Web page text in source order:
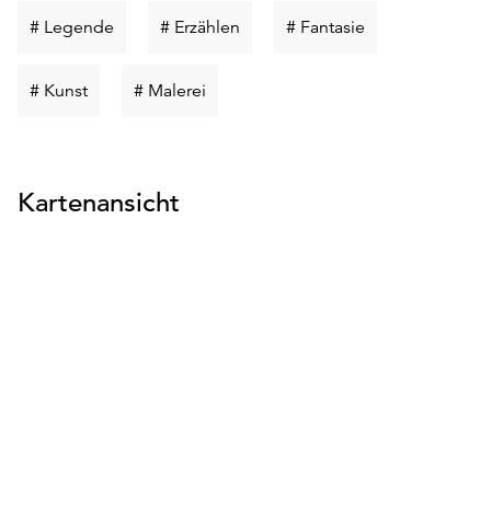
# Legende Schlüsselwort
# Erzählen Schlüsselwort
# Fantasie
# KunstSchlüsselwort
# Malerei
Kartenansicht